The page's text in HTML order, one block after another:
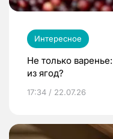
Интересное
Не только
из ягод?
17:34 / 22.07.26